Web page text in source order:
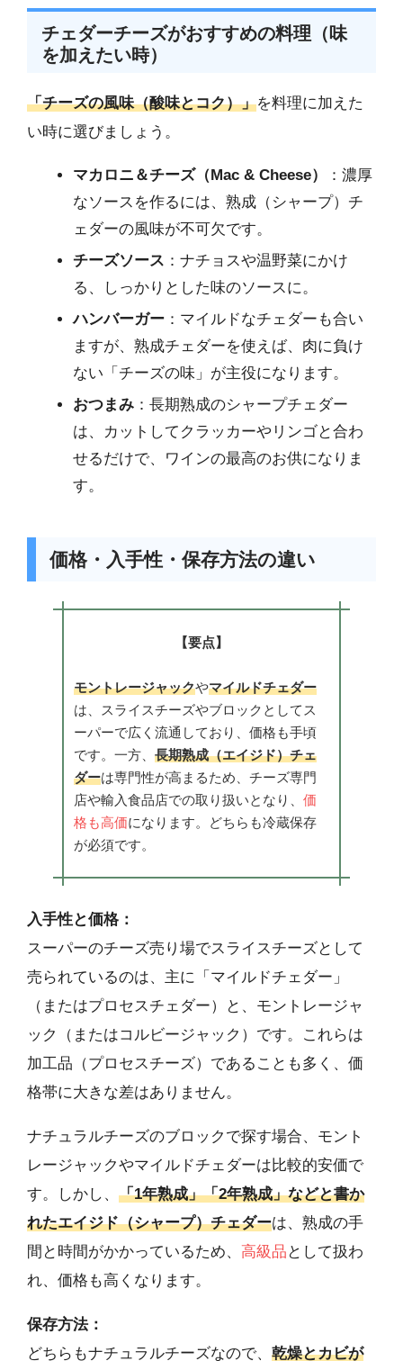
チェダーチーズがおすすめの料理（味
を加えたい時）
「チーズの風味（酸味とコク）」を料理に加えた
い時に選びましょう。
マカロニ＆チーズ（Mac & Cheese）
：濃厚
なソースを作るには、熟成（シャープ）チ
ェダーの風味が不可欠です。
チーズソース ：ナチョスや温野菜にかけ
る、しっかりとした味のソースに。
ハンバーガー ：マイルドなチェダーも合い
ますが、熟成チェダーを使えば、肉に負け
ない「チーズの味」が主役になります。
おつまみ ：長期熟成のシャープチェダー
は、カットしてクラッカーやリンゴと合わ
せるだけで、ワインの最高のお供になりま
す。
価格・入手性・保存方法の違い
【要点】
モントレージャックやマイルドチェダー
は、スライスチーズやブロックとしてス
ーパーで広く流通しており、価格も手頃
です。一方、 長期熟成（エイジド）チェ
ダーは専門性が高まるため、チーズ専門
店や輸入食品店での取り扱いとなり、 価
格も高価になります。どちらも冷蔵保存
が必須です。
入手性と価格：
スーパーのチーズ売り場でスライスチーズとして
売られているのは、主に「マイルドチェダー」
（またはプロセスチェダー）と、モントレージャ
ック（またはコルビージャック）です。これらは
加工品（プロセスチーズ）であることも多く、価
格帯に大きな差はありません。
ナチュラルチーズのブロックで探す場合、モント
レージャックやマイルドチェダーは比較的安価で
す。しかし、 「1年熟成」「2年熟成」などと書か
れたエイジド（シャープ）チェダーは、熟成の手
間と時間がかかっているため、 高級品 として扱わ
れ、価格も高くなります。
保存方法：
どちらもナチュラルチーズなので、 乾燥とカビが